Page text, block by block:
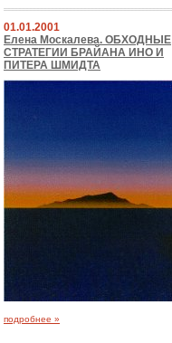
01.01.2001
Елена Москалева. ОБХОДНЫЕ
СТРАТЕГИИ БРАЙАНА ИНО И
ПИТЕРА ШМИДТА
подробнее »